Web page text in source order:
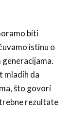
biti
istinu o
generacijama.
mladih da
što govori
rezultate